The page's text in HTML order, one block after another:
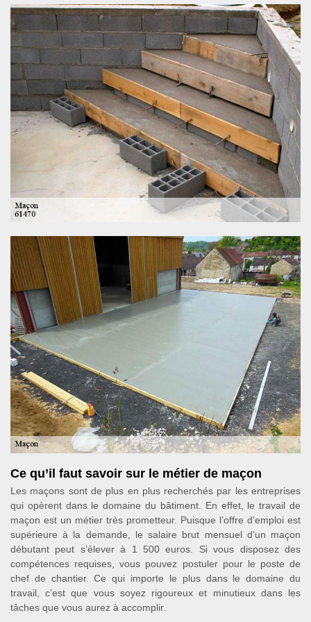
Ce qu’il faut savoir sur le métier de maçon
Les maçons sont de plus en plus recherchés par les entreprises
qui opèrent dans le domaine du bâtiment. En effet, le travail de
maçon est un métier très prometteur. Puisque l’offre d’emploi est
supérieure à la demande, le salaire brut mensuel d’un maçon
débutant peut s’élever à 1 500 euros. Si vous disposez des
compétences requises, vous pouvez postuler pour le poste de
chef de chantier. Ce qui importe le plus dans le domaine du
travail, c’est que vous soyez rigoureux et minutieux dans les
tâches que vous aurez à accomplir.